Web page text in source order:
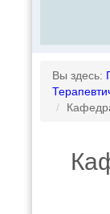
Вы здесь:
/